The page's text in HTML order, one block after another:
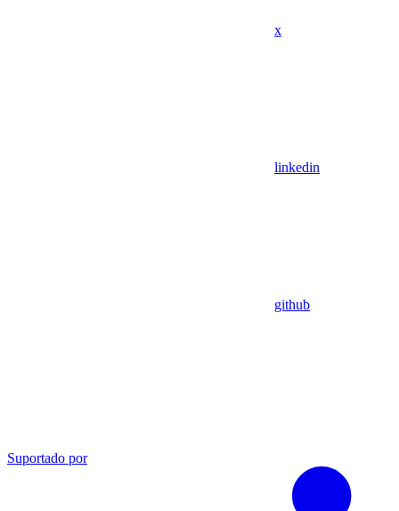
x
linkedin
github
Suportado por